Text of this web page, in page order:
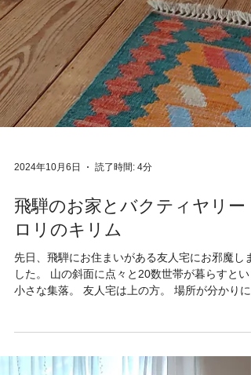
2024年10月6日 読了時間: 4分
飛騨のお家とバクティヤリー